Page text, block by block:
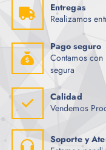
Entregas
Realizamos
Pago seguro
Contamos con
segura
Calidad
Vendemos
Soporte y